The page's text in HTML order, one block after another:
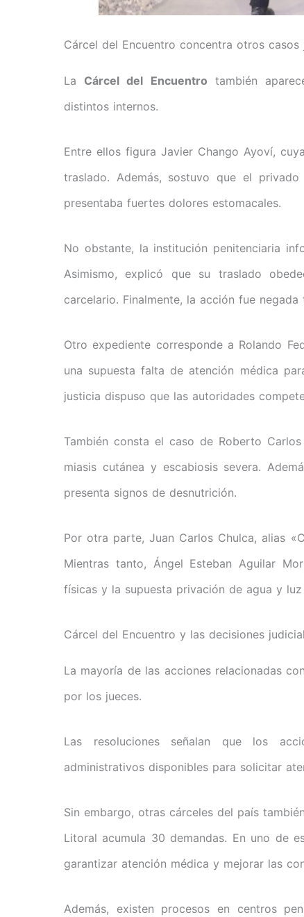
Cárcel del Encuentro concentra otros casos
La Cárcel del Encuentro también
distintos internos.
Entre ellos figura Javier Chango Ayoví,
traslado. Además, sostuvo que el
presentaba fuertes dolores estomacales.
No obstante, la institución penitenciaria
Asimismo, explicó que su traslado
carcelario. Finalmente, la acción fue
Otro expediente corresponde a Rolando
una supuesta falta de atención médica
justicia dispuso que las autoridades
También consta el caso de Roberto
miasis cutánea y escabiosis severa.
presenta signos de desnutrición.
Por otra parte, Juan Carlos Chulca, alias
Mientras tanto, Ángel Esteban Aguilar
físicas y la supuesta privación de agua y
Cárcel del Encuentro y las decisiones
La mayoría de las acciones relacionadas
por los jueces.
Las resoluciones señalan que los
administrativos disponibles para solicitar
Sin embargo, otras cárceles del país
Litoral acumula 30 demandas. En uno de
garantizar atención médica y mejorar las
Además, existen procesos en centros